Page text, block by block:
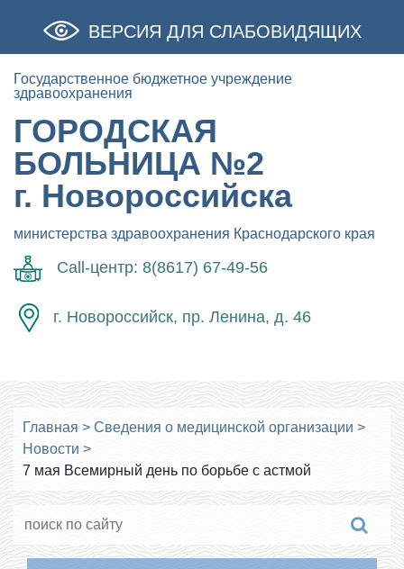
ВЕРСИЯ ДЛЯ СЛАБОВИДЯЩИХ
Государственное бюджетное учреждение
здравоохранения
ГОРОДСКАЯ
БОЛЬНИЦА №2
г. Новороссийска
министерства здравоохранения Краснодарского края
Call-центр: 8(8617) 67-49-56
г. Новороссийск, пр. Ленина, д. 46
Главная > Сведения о медицинской организации >
Новости >
7 мая Всемирный день по борьбе с астмой